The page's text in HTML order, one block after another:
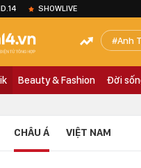
SHOWLIVE
Anh
Beauty & Fashion Đời
CHÂU Á VIỆT NAM